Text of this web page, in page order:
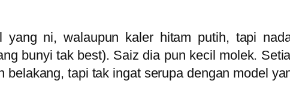
yang ni, walaupun kaler hitam putih, tapi
bunyi tak best). Saiz dia pun kecil molek.
belakang, tapi tak ingat serupa dengan model